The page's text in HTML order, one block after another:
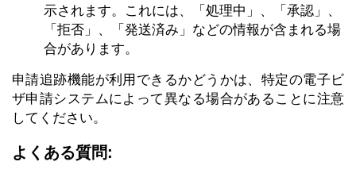
示されます。これには、「処理中」、「承認」、
「拒否」、「発送済み」などの情報が含まれる場
合があります。
申請追跡機能が利用できるかどうかは、特定の電子ビ
ザ申請システムによって異なる場合があることに注意
してください。
よくある質問: